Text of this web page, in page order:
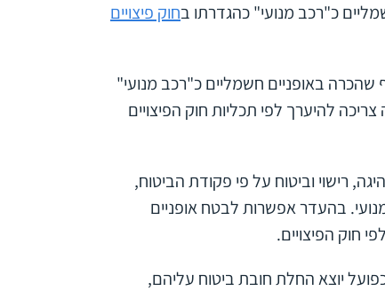
כ"רכב מנועי" כהגדרתו בחוק פיצויים
שהכרה באופניים חשמליים כ"רכב מנועי"
להיערך לפי תכליות חוק הפיצויים
רישוי וביטוח על פי פקודת הביטוח,
בהעדר אפשרות לבטח אופניים
חוק הפיצויים.
יוצא החלת חובת ביטוח עליהם,